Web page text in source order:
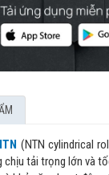
(NTN cylindrical
chịu tải trọng lớn và